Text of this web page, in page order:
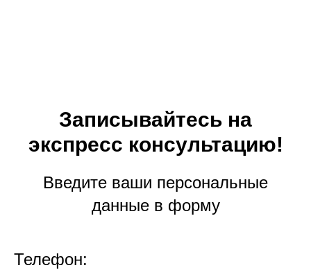
Записывайтесь на
экспресс консультацию!
Введите ваши персональные
данные в форму
Телефон: